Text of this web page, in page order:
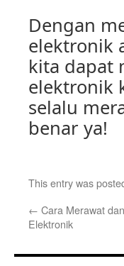
Dengan
elektronik
kita dapat
elektronik
selalu
benar ya!
This entry was
← Cara Merawat
Elektronik